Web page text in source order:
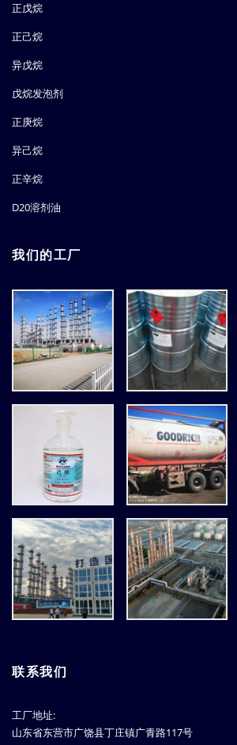
正戊烷
正己烷
异戊烷
戊烷发泡剂
正庚烷
异己烷
正辛烷
D20溶剂油
我们的工厂
联系我们
工厂地址:
山东省东营市广饶县丁庄镇广青路117号